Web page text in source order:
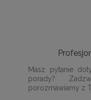
Masz pytanie
porady?
porozmawiamy z